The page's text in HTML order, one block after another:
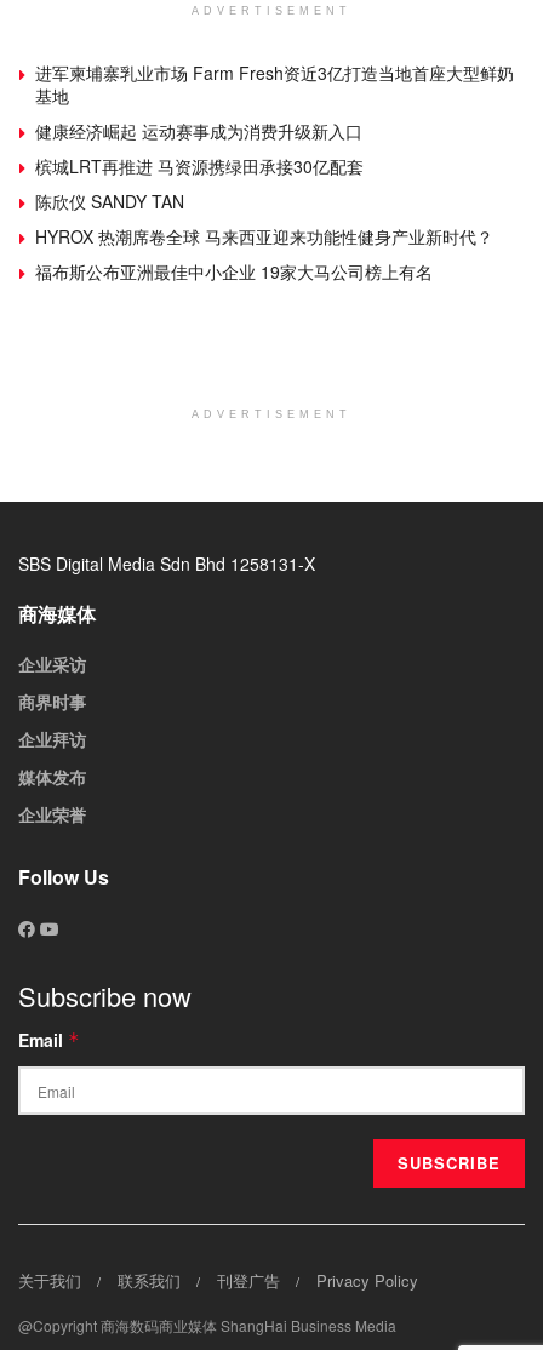
ADVERTISEMENT
进军柬埔寨乳业市场 Farm Fresh资近3亿打造当地首座大型鲜奶
基地
健康经济崛起 运动赛事成为消费升级新入口
槟城LRT再推进 马资源携绿田承接30亿配套
陈欣仪 SANDY TAN
HYROX 热潮席卷全球 马来西亚迎来功能性健身产业新时代？
福布斯公布亚洲最佳中小企业 19家大马公司榜上有名
ADVERTISEMENT
SBS Digital Media Sdn Bhd 1258131-X
商海媒体
企业采访
商界时事
企业拜访
媒体发布
企业荣誉
Follow Us
Subscribe now
Email *
关于我们 联系我们 刊登广告 Privacy Policy
@Copyright 商海数码商业媒体 ShangHai Business Media